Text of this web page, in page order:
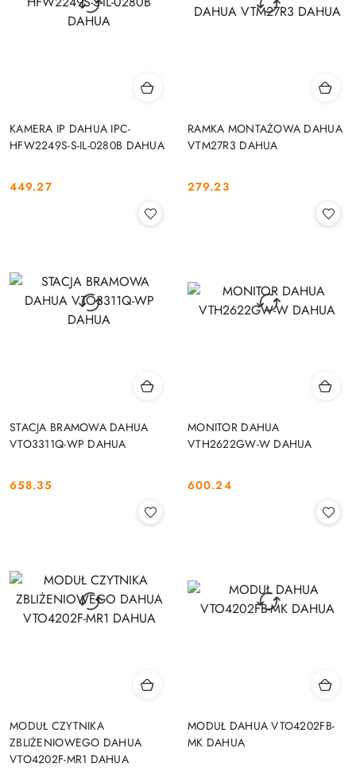
KAMERA IP DAHUA IPC-
HFW2249S-S-IL-0280B DAHUA
Cena:
449.27
RAMKA MONTAŻOWA DAHUA
VTM27R3 DAHUA
Cena:
279.23
STACJA BRAMOWA DAHUA
VTO3311Q-WP DAHUA
Cena:
658.35
MONITOR DAHUA
VTH2622GW-W DAHUA
Cena:
600.24
MODUŁ CZYTNIKA
ZBLIŻENIOWEGO DAHUA
VTO4202F-MR1 DAHUA
MODUŁ DAHUA VTO4202FB-
MK DAHUA